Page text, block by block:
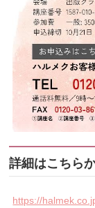
詳細はこちら
https://